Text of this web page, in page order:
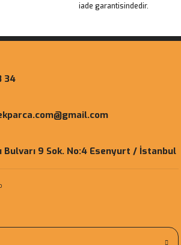
iade garantisindedir.
34
Bulvarı 9 Sok. No:4 Esenyurt / İstanbul